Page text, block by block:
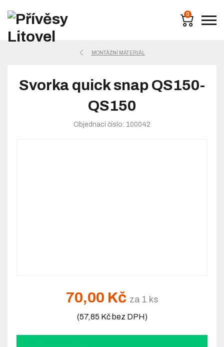
0
MONTÁŽNÍ MATERIÁL
Svorka quick snap QS150-
QS150
Objednací číslo: 100042
70,00 Kč za 1 ks
(57,85 Kč bez DPH)